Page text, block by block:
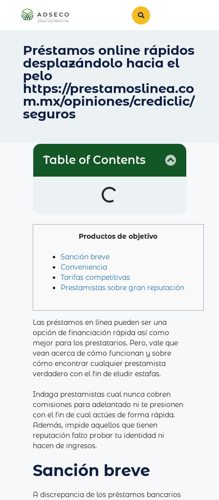
Préstamos online rápidos
desplazándolo hacia el
pelo
https://prestamoslinea.co
m.mx/opiniones/crediclic/
seguros
Table of Contents
Productos de objetivo
Sanción breve
Conveniencia
Tarifas competitivas
Prestamistas sobre gran reputación
Las préstamos en línea pueden ser una
opción de financiación rápida así­ como
mejor para los prestatarios. Pero, vale que
vean acerca de cómo funcionan y sobre
cómo encontrar cualquier prestamista
verdadero con el fin de eludir estafas.
Indaga prestamistas cual nunca cobren
comisiones para adelantado ni te presionen
con el fin de cual actúes de forma rápida.
Además, impide aquellos que tienen
reputación falto probar tu identidad ni
hacen de ingresos.
Sanción breve
A discrepancia de los préstamos bancarios